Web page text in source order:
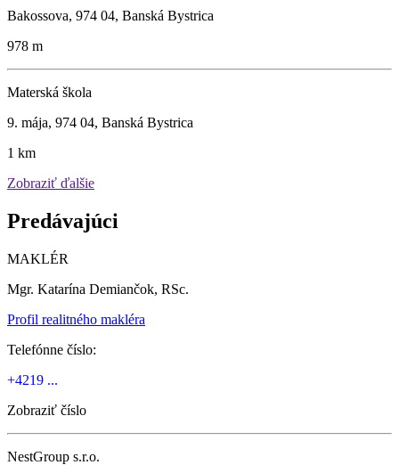
Bakossova, 974 04, Banská Bystrica
978 m
Materská škola
9. mája, 974 04, Banská Bystrica
1 km
Zobraziť ďalšie
Predávajúci
MAKLÉR
Mgr. Katarína Demiančok, RSc.
Profil realitného makléra
Telefónne číslo:
+4219 ...
Zobraziť číslo
NestGroup s.r.o.